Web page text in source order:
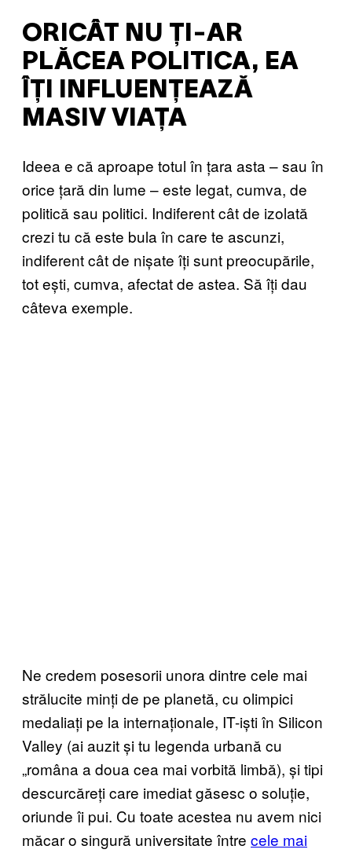
ORICÂT NU ȚI-AR
PLĂCEA POLITICA, EA
ÎȚI INFLUENȚEAZĂ
MASIV VIAȚA
Ideea e că aproape totul în țara asta – sau în
orice țară din lume – este legat, cumva, de
politică sau politici. Indiferent cât de izolată
crezi tu că este bula în care te ascunzi,
indiferent cât de nișate îți sunt preocupările,
tot ești, cumva, afectat de astea. Să îți dau
câteva exemple.
Ne credem posesorii unora dintre cele mai
strălucite minți de pe planetă, cu olimpici
medaliați pe la internaționale, IT-iști în Silicon
Valley (ai auzit și tu legenda urbană cu
„româna a doua cea mai vorbită limbă), și tipi
descurcăreți care imediat găsesc o soluție,
oriunde îi pui. Cu toate acestea nu avem nici
măcar o singură universitate între cele mai